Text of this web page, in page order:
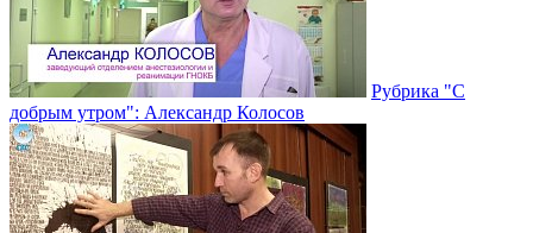
Рубрика "С
добрым утром": Александр Колосов